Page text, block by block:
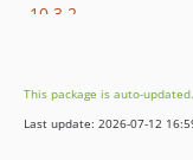
10.3.2
10.1.1
10.1.0
This package is auto-updated.
Last update: 2026-07-12